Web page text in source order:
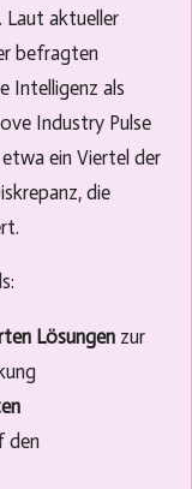
Laut aktueller
befragten
Intelligenz als
Industry Pulse
ein Viertel der
die
Lösungen zur
den